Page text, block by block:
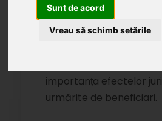
Sunt de acord
Vreau să schimb setările
creanṭelor. Ca operator,
colaborează
importanṭa efectelor
urmărite de beneficiari.